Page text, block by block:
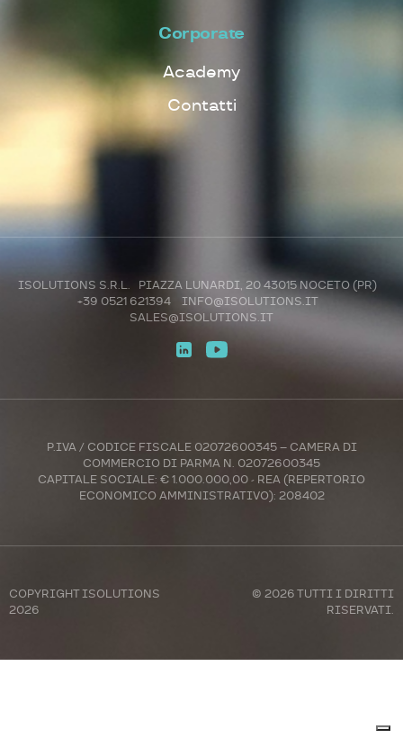
Corporate
Academy
Contatti
ISOLUTIONS S.R.L. PIAZZA LUNARDI, 20 43015 NOCETO (PR)
+39 0521 621394
INFO@ISOLUTIONS.IT
SALES@ISOLUTIONS.IT
P.IVA / CODICE FISCALE 02072600345 – CAMERA DI
COMMERCIO DI PARMA N. 02072600345
CAPITALE SOCIALE: € 1.000.000,00 - REA (REPERTORIO
ECONOMICO AMMINISTRATIVO): 208402
COPYRIGHTISOLUTIONS
2026
© 2026 TUTTI I DIRITTI
RISERVATI.